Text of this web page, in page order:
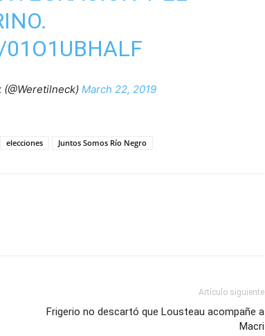
March 22, 2019
elecciones Juntos Somos Río Negro
Artículo siguiente
Frigerio no descartó que Lousteau acompañe a
Macri